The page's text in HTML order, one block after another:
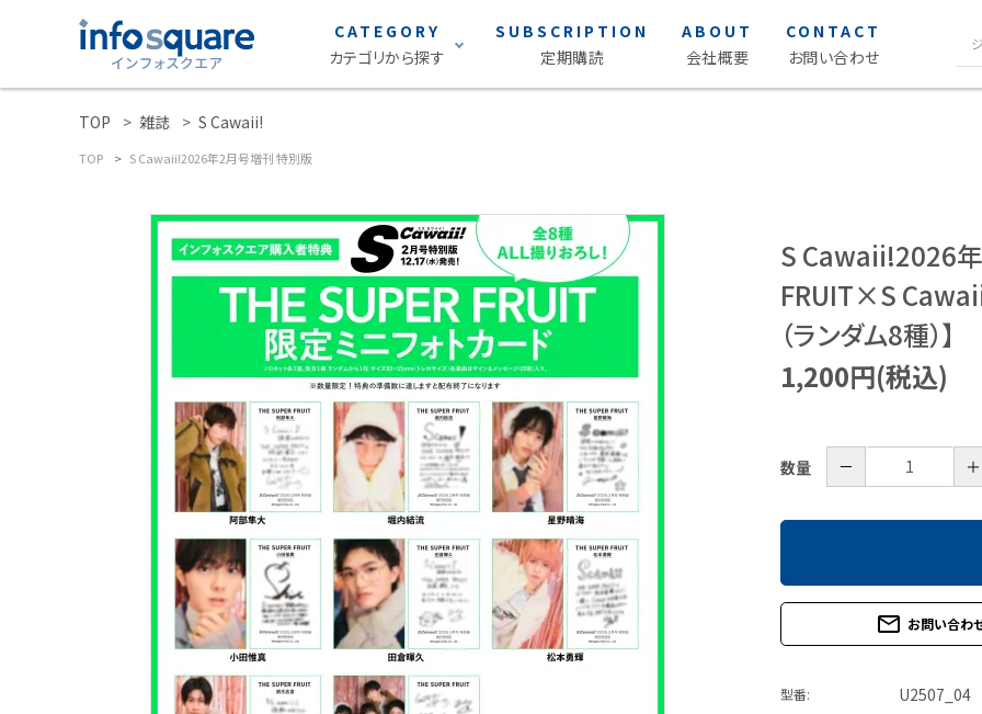
CATEGORY
カテゴリから探す
声優グランプリ
S Cawaii!
ロト・ナンバーズ
S Cawaii! ME
男性声優
声優読み物
グラビア
STRiKE！
EMO girl
アイドル
タレント
ヒーロ
薬屋のひ
SUBSCRIPTION
定期購読
ABOUT
会社概要
CONTACT
お問い合わせ
person 新規会員登録
声優写真集・フォトブック
TOP 雑誌 S Cawaii!
TOP S Cawaii!2026年2月号増刊 特別版
S Cawaii!2026年
FRUIT×S
（ランダム8種）】
1,200円(税込)
数量 － ＋
mail_outline お問い合わ
型番: U2507_04